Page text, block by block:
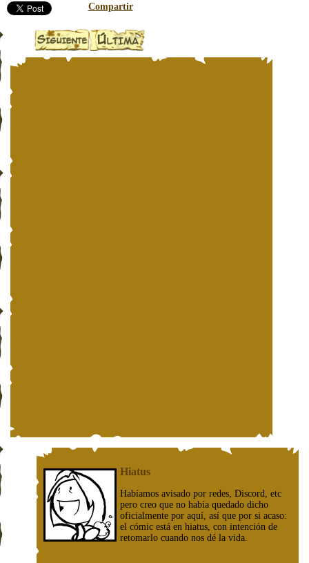
Compartir
Hiatus
Habíamos avisado por redes, Discord, etc
pero creo que no había quedado dicho
oficialmente por aquí, así que por si acaso:
el cómic está en hiatus, con intención de
retomarlo cuando nos dé la vida.